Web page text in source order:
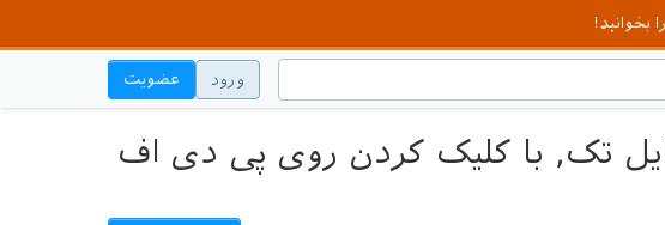
را بخوانید!
ورود عضویت
تک, با کلیک کردن روی پی دی اف